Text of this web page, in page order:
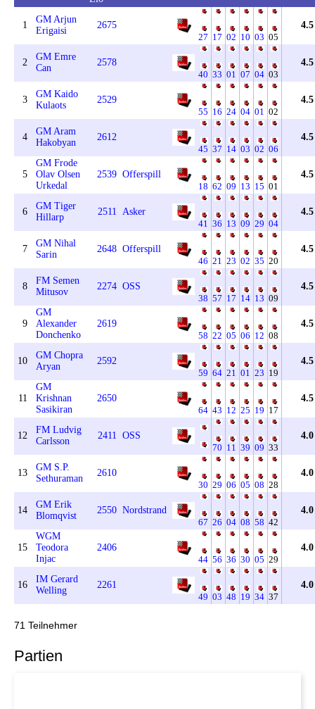
1
GM Arjun
Erigaisi
2675
27
17 02 10 03 05
4.5
2
GM Emre
Can
2578
40
33 01 07 04 03
4.5
3
GM Kaido
Kulaots
2529
55
16 24 04 01 02
4.5
4
GM Aram
Hakobyan
2612
45
37 14 03 02 06
4.5
5
GM Frode
Olav Olsen
Urkedal
2539 Offerspill
18
62 09 13 15 01
4.5
6
GM Tiger
Hillarp
2511 Asker
41
36 13 09 29 04
4.5
7
GM Nihal
Sarin
2648 Offerspill
46
21 23 02 35 20
4.5
8
FM Semen
Mitusov
2274 OSS
38
57 17 14 13 09
4.5
9
GM
Alexander
Donchenko
2619
58
22 05 06 12 08
4.5
10
GM Chopra
Aryan
2592
59
64 21 01 23 19
4.5
11
GM
Krishnan
Sasikiran
2650
64
43 12 25 19 17
4.5
12
FM Ludvig
Carlsson
2411 OSS
70
11 39 09 33
4.0
13
GM S.P.
Sethuraman
2610
30
29 06 05 08 28
4.0
14
GM Erik
Blomqvist
2550 Nordstrand
67
26 04 08 58 42
4.0
15
WGM
Teodora
Injac
2406
44
56 36 30 05 29
4.0
16
IM Gerard
Welling
2261
49
03 48 19 34 37
4.0
71 Teilnehmer
Partien